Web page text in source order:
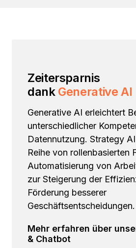
Zeitersparnis
dank Generative AI
Generative AI erleichtert
unterschiedlicher
Datennutzung. Strategy
Reihe von rollenbasierten
Automatisierung von
zur Steigerung der
Förderung besserer
Geschäftsentscheidungen.
Mehr erfahren über
& Chatbot